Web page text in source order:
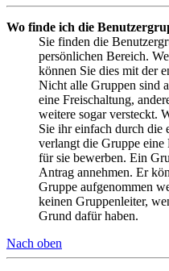
Wo finde ich die
Sie finden die
persönlichen Bereich.
können Sie dies mit der
Nicht alle Gruppen sind
eine Freischaltung,
weitere sogar versteckt.
Sie ihr einfach durch die
verlangt die Gruppe eine
für sie bewerben. Ein
Antrag annehmen. Er
Gruppe aufgenommen
keinen Gruppenleiter,
Grund dafür haben.
Nach oben